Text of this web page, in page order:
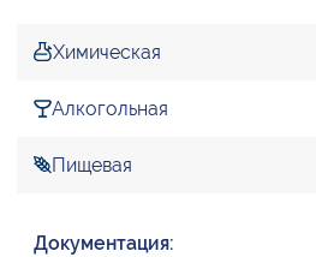
Химическая
Алкогольная
Пищевая
Документация: